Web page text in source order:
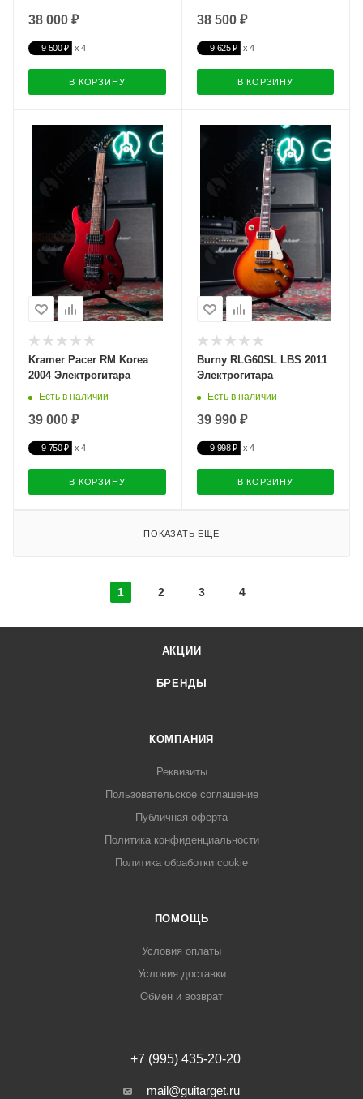
38 000 ₽
9 500 ₽
В КОРЗИНУ
38 500 ₽
9 625 ₽
В КОРЗИНУ
Kramer Pacer RM Korea
2004 Электрогитара
Есть в наличии
39 000 ₽
9 750 ₽
В КОРЗИНУ
Burny RLG60SL LBS 2011
Электрогитара
Есть в наличии
39 990 ₽
9 998 ₽
В КОРЗИНУ
ПОКАЗАТЬ ЕЩЕ
1 2 3 4
АКЦИИ
БРЕНДЫ
КОМПАНИЯ
Реквизиты
Пользовательское соглашение
Публичная оферта
Политика конфиденциальности
Политика обработки cookie
ПОМОЩЬ
Условия оплаты
Условия доставки
Обмен и возврат
+7 (995) 435-20-20
mail@guitarget.ru